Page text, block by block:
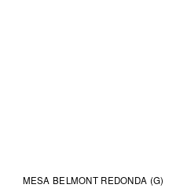
MESA BELMONT REDONDA (G)